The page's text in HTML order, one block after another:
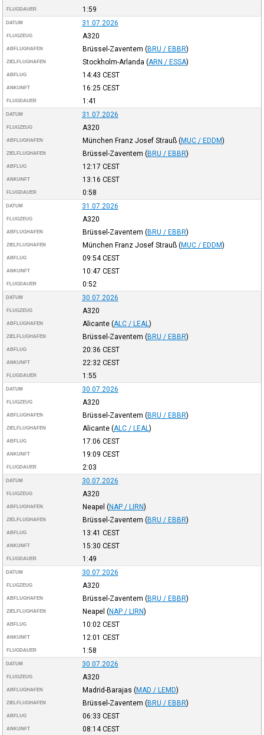
FLUGDAUER 1:59
DATUM 31.07.2026
FLUGZEUG A320
ABFLUGHAFEN Brüssel-Zaventem (BRU / EBBR)
ZIELFLUGHAFEN Stockholm-Arlanda (ARN / ESSA)
ABFLUG 14:43 CEST
ANKUNFT 16:25 CEST
FLUGDAUER 1:41
DATUM 31.07.2026
FLUGZEUG A320
ABFLUGHAFEN München Franz Josef Strauß (MUC / EDDM)
ZIELFLUGHAFEN Brüssel-Zaventem (BRU / EBBR)
ABFLUG 12:17 CEST
ANKUNFT 13:16 CEST
FLUGDAUER 0:58
DATUM 31.07.2026
FLUGZEUG A320
ABFLUGHAFEN Brüssel-Zaventem (BRU / EBBR)
ZIELFLUGHAFEN München Franz Josef Strauß (MUC / EDDM)
ABFLUG 09:54CEST
ANKUNFT 10:47 CEST
FLUGDAUER 0:52
DATUM 30.07.2026
FLUGZEUG A320
ABFLUGHAFEN Alicante (ALC / LEAL )
ZIELFLUGHAFEN Brüssel-Zaventem (BRU / EBBR)
ABFLUG 20:36 CEST
ANKUNFT 22:32 CEST
FLUGDAUER 1:55
DATUM 30.07.2026
FLUGZEUG A320
ABFLUGHAFEN Brüssel-Zaventem (BRU / EBBR)
ZIELFLUGHAFEN Alicante (ALC / LEAL )
ABFLUG 17:06 CEST
ANKUNFT 19:09 CEST
FLUGDAUER 2:03
DATUM 30.07.2026
FLUGZEUG A320
ABFLUGHAFEN Neapel (NAP / LIRN)
ZIELFLUGHAFEN Brüssel-Zaventem (BRU / EBBR)
ABFLUG 13:41 CEST
ANKUNFT 15:30 CEST
FLUGDAUER 1:49
DATUM 30.07.2026
FLUGZEUG A320
ABFLUGHAFEN Brüssel-Zaventem (BRU / EBBR)
ZIELFLUGHAFEN Neapel (NAP / LIRN)
ABFLUG 10:02 CEST
ANKUNFT 12:01 CEST
FLUGDAUER 1:58
DATUM 30.07.2026
FLUGZEUG A320
ABFLUGHAFEN Madrid-Barajas (MAD / LEMD)
ZIELFLUGHAFEN Brüssel-Zaventem (BRU / EBBR)
ABFLUG 06:33 CEST
ANKUNFT 08:14CEST